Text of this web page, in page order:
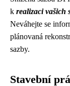
k realizaci vašich
Neváhejte se
plánovaná
sazby.
Stavební